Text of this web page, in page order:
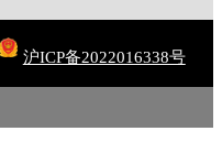
沪ICP备2022016338号